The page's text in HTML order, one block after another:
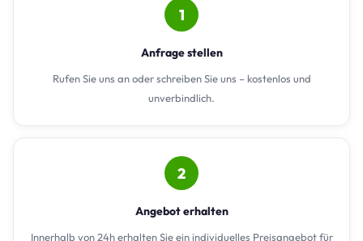
1
Anfrage stellen
Rufen Sie uns an oder schreiben Sie uns – kostenlos und
unverbindlich.
2
Angebot erhalten
Innerhalb von 24h erhalten Sie ein individuelles Preisangebot für